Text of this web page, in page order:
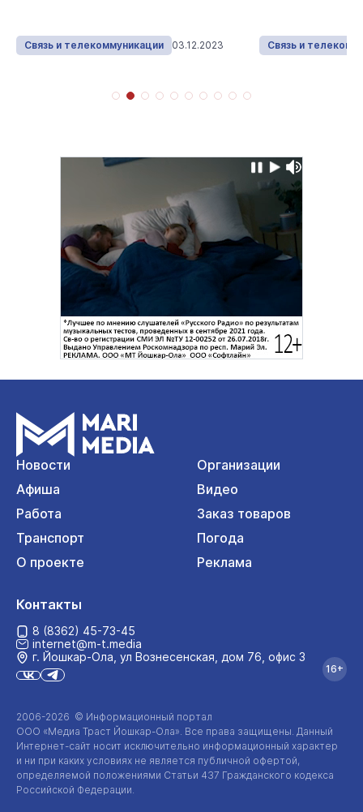
Связь и телекоммуникации 03.12.2023 Связь и
Новости
Организации
Афиша
Видео
Работа
Заказ товаров
Транспорт
Погода
О проекте
Реклама
2006-2026 © Информационный портал
ООО «Медиа Траст Йошкар-Ола». Все права защищены. Данный
Интернет-сайт носит исключительно информационный характер
и ни при каких условиях не является публичной офертой,
определяемой положениями Статьи 437 Гражданского кодекса
Российской Федерации.
Контакты
8 (8362) 45-73-45
internet@m-t.media
г. Йошкар‑Ола, ул Вознесенская, дом 76, офис 3
16+